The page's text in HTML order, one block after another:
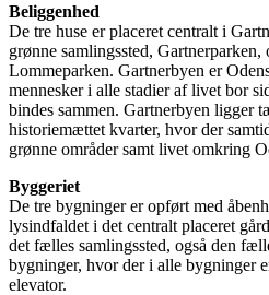
Beliggenhed
De tre huse er placeret centralt i
grønne samlingssted,
Lommeparken. Gartnerbyen er
mennesker i alle stadier af livet bor
bindes sammen. Gartnerbyen ligger
historiemættet kvarter, hvor der
grønne områder samt livet omkring
Byggeriet
De tre bygninger er opført med
lysindfaldet i det centralt placeret
det fælles samlingssted, også den
bygninger, hvor der i alle bygninger
elevator.